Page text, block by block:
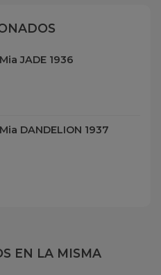
JADE 1936
DANDELION 1937
EN LA MISMA